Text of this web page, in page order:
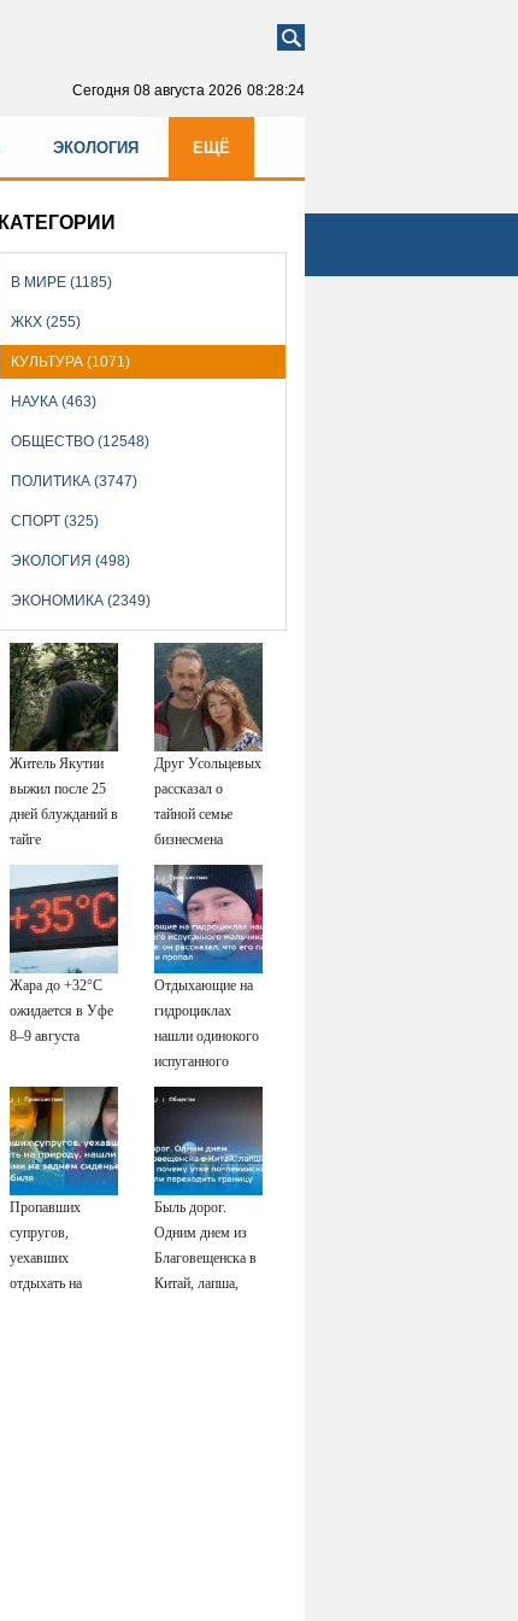
Сегодня 08 августа 2026 08:28:24
ЭКОЛОГИЯ ЕЩЁ
КАТЕГОРИИ
В МИРЕ (1185)
ЖКХ (255)
КУЛЬТУРА (1071)
НАУКА (463)
ОБЩЕСТВО (12548)
ПОЛИТИКА (3747)
СПОРТ (325)
ЭКОЛОГИЯ (498)
ЭКОНОМИКА (2349)
Житель Якутии
выжил после 25
дней блужданий в
тайге
Друг Усольцевых
рассказал о
тайной семье
бизнесмена
Жара до +32°C
ожидается в Уфе
8–9 августа
Отдыхающие на
гидроциклах
нашли одинокого
испуганного
мальчика на
лодке: он
рассказал, что его
папа нырнул и
пропал
Пропавших
супругов,
уехавших
отдыхать на
Быль дорог.
Одним днем из
Благовещенска в
Китай, лапша,